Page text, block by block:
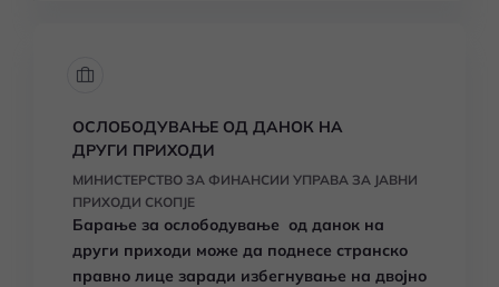
ОСЛОБОДУВАЊЕ ОД ДАНОК НА
ДРУГИ ПРИХОДИ
МИНИСТЕРСТВО ЗА ФИНАНСИИ УПРАВА ЗА ЈАВНИ
ПРИХОДИ СКОПЈЕ
Барање за ослободување од данок на
други приходи може да поднесе странско
правно лице заради избегнување на двојно